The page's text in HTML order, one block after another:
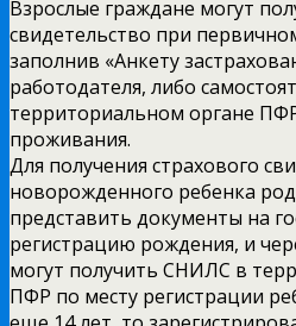
Взрослые граждане могут
свидетельство при
заполнив «Анкету
работодателя, либо
территориальном органе
проживания.
Для получения страхового
новорожденного ребенка
представить документы на
регистрацию рождения, и
могут получить СНИЛС в
ПФР по месту регистрации